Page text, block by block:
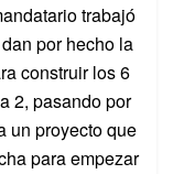
trabajó
por hecho la
construir los 6
2, pasando por
un proyecto que
para empezar